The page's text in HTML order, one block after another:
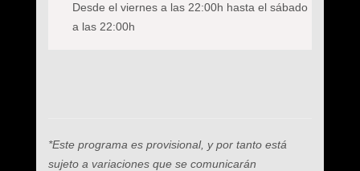
Desde el viernes a las 22:00h hasta el sábado
a las 22:00h
*Este programa es provisional, y por tanto está
sujeto a variaciones que se comunicarán